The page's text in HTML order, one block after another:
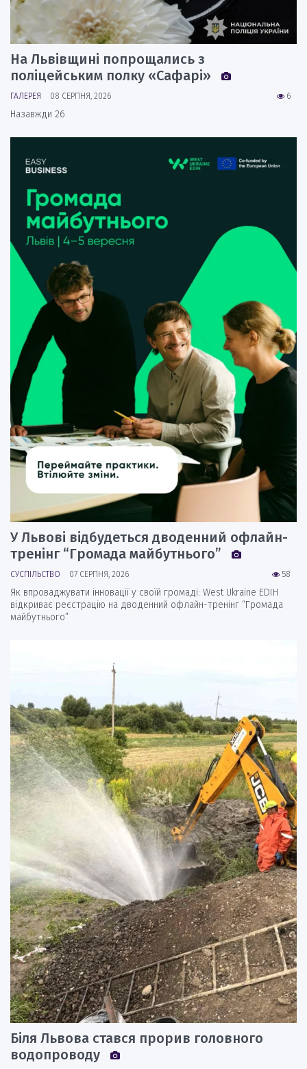
На Львівщині попрощались з
поліцейським полку «Сафарі»
6
ГАЛЕРЕЯ 08 СЕРПНЯ, 2026
Назавжди 26
У Львові відбудеться дводенний офлайн-
тренінг “Громада майбутнього”
58
СУСПІЛЬСТВО 07 СЕРПНЯ, 2026
Як впроваджувати інновації у своїй громаді: West Ukraine EDIH
відкриває реєстрацію на дводенний офлайн-тренінг “Громада
майбутнього”
Біля Львова стався прорив головного
водопроводу